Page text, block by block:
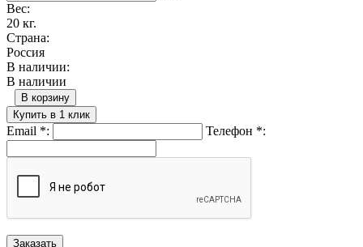
Вес:
20 кг.
Страна:
Россия
В наличии:
В наличии
В корзину
Купить в 1 клик
Email *: Телефон *: